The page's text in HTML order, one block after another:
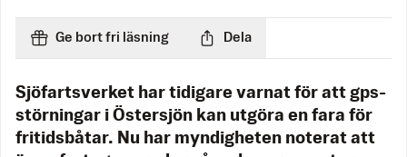
Ge bort fri läsning Dela
Sjöfartsverket har tidigare varnat för att gps-
störningar i Östersjön kan utgöra en fara för
fritidsbåtar. Nu har myndigheten noterat att